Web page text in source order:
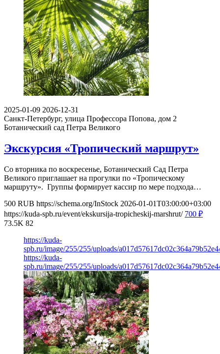
2025-01-09 2026-12-31
Санкт-Петербург, улица Профессора Попова, дом 2
Ботанический сад Петра Великого
Экскурсия «Тропический маршрут»
Со вторника по воскресенье, Ботанический Сад Петра
Великого приглашает на прогулки по «Тропическому
маршруту». Группы формирует кассир по мере подхода…
500 RUB https://schema.org/InStock 2026-01-01T03:00:00+03:00
https://kuda-spb.ru/event/ekskursija-tropicheskij-marshrut/ 700 ₽
73.5K 82
https://kuda-
spb.ru/image/255/255/uploads/
https://kuda-
spb.ru/image/255/255/uploads/